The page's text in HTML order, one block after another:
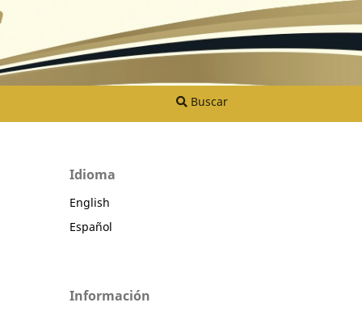
Buscar
Idioma
English
Español
Información